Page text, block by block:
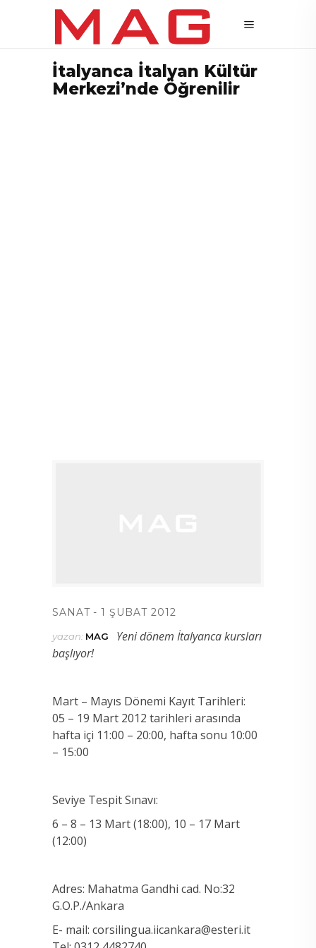
İtalyanca İtalyan Kültür
Merkezi’nde Öğrenilir
SANAT 1 ŞUBAT 2012
yazan: MAG
Yeni dönem İtalyanca kursları
başlıyor!
Mart – Mayıs Dönemi Kayıt Tarihleri:
05 – 19 Mart 2012 tarihleri arasında
hafta içi 11:00 – 20:00, hafta sonu 10:00
– 15:00
Seviye Tespit Sınavı:
6 – 8 – 13 Mart (18:00), 10 – 17 Mart
(12:00)
Adres: Mahatma Gandhi cad. No:32
G.O.P./Ankara
E- mail: corsilingua.iicankara@esteri.it